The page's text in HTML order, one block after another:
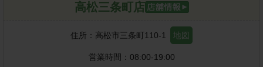
高松三条町店
住所： 高松市三条町110-1 地図
営業時間： 08:00-19:00